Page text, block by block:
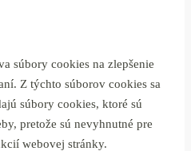
súbory cookies na zlepšenie
Z týchto súborov cookies sa
súbory cookies, ktoré sú
pretože sú nevyhnutné pre
webovej stránky.